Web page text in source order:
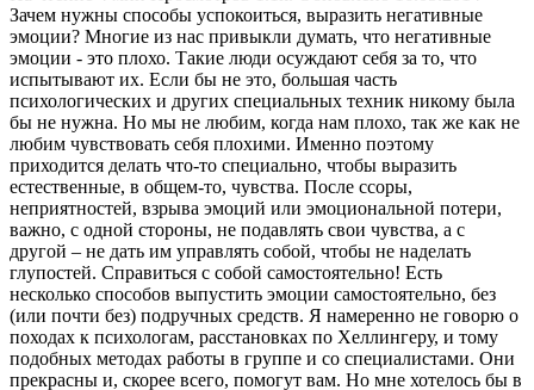
Зачем нужны способы успокоиться, выразить негативные
эмоции? Многие из нас привыкли думать, что негативные
эмоции - это плохо. Такие люди осуждают себя за то, что
испытывают их. Если бы не это, большая часть
психологических и других специальных техник никому была
бы не нужна. Но мы не любим, когда нам плохо, так же как не
любим чувствовать себя плохими. Именно поэтому
приходится делать что-то специально, чтобы выразить
естественные, в общем-то, чувства. После ссоры,
неприятностей, взрыва эмоций или эмоциональной потери,
важно, с одной стороны, не подавлять свои чувства, а с
другой – не дать им управлять собой, чтобы не наделать
глупостей. Справиться с собой самостоятельно! Есть
несколько способов выпустить эмоции самостоятельно, без
(или почти без) подручных средств. Я намеренно не говорю о
походах к психологам, расстановках по Хеллингеру, и тому
подобных методах работы в группе и со специалистами. Они
прекрасны и, скорее всего, помогут вам. Но мне хотелось бы в